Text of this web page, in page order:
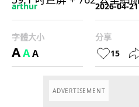
arthur
2026-04-21
字體大小
AAA
分享
15
ADVERTISEMENT